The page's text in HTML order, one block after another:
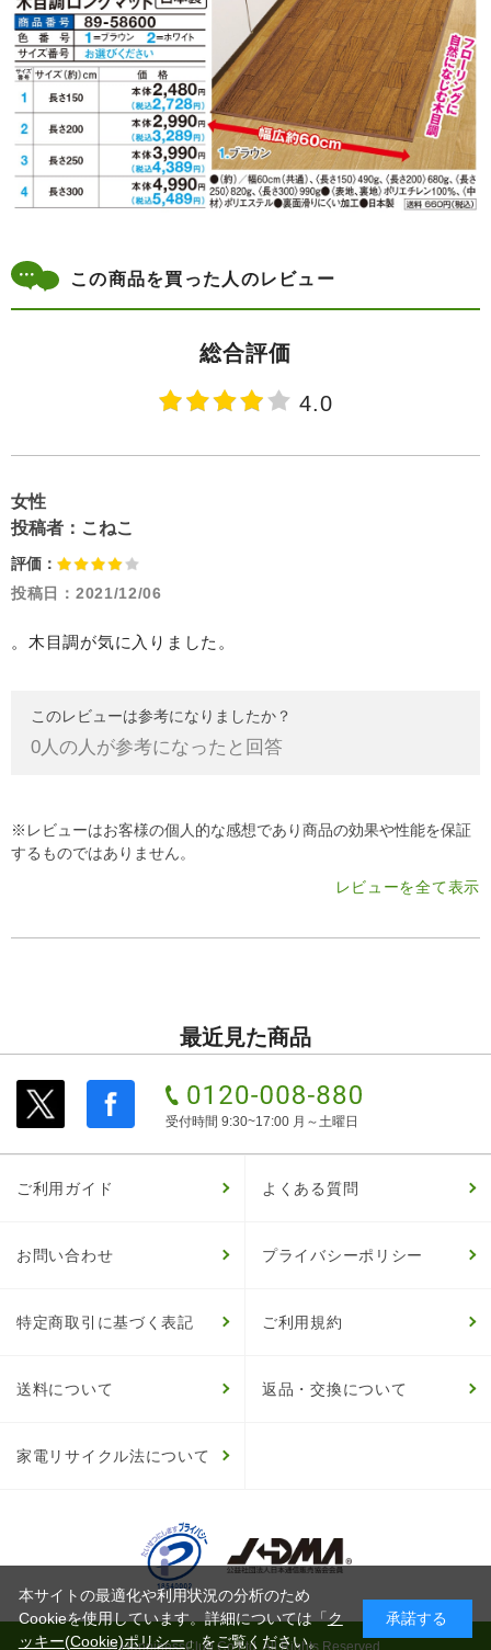
この商品を買った人のレビュー
総合評価
4.0
女性
投稿者： こねこ
評価：
投稿日： 2021/12/06
。木目調が気に入りました。
このレビューは参考になりましたか？
0人の人が参考になったと回答
※レビューはお客様の個人的な感想であり商品の効果や性能を保証
するものではありません。
レビューを全て表示
最近見た商品
受付時間 9:30~17:00 月～土曜日
ご利用ガイド よくある質問
お問い合わせ プライバシーポリシー
特定商取引に基づく表記 ご利用規約
送料について 返品・交換について
家電リサイクル法について
© HappinessClub Co.Ltd. All Rights Reserved.
本サイトの最適化や利用状況の分析のため
Cookieを使用しています。詳細については「ク
ッキー(Cookie)ポリシー」をご覧ください。
承諾する